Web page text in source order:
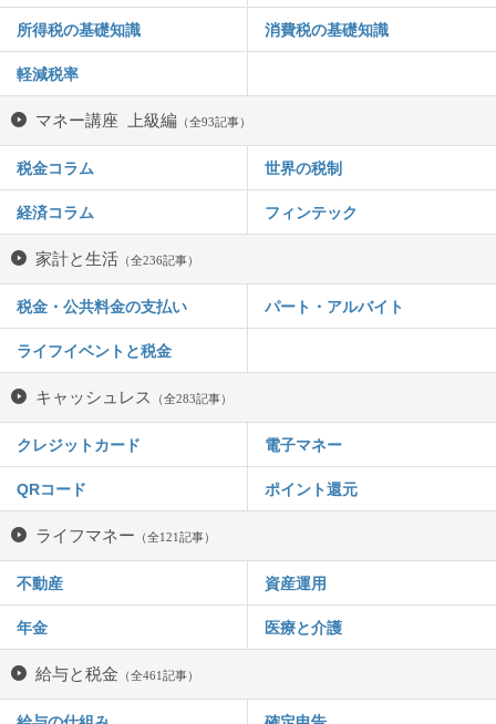
所得税の基礎知識 消費税の基礎知識
軽減税率
マネー講座 上級編 （全93記事）
税金コラム 世界の税制
経済コラム フィンテック
家計と生活 （全236記事）
税金・公共料金の支払い パート・アルバイト
ライフイベントと税金
キャッシュレス （全283記事）
クレジットカード 電子マネー
QRコード ポイント還元
ライフマネー （全121記事）
不動産 資産運用
年金 医療と介護
給与と税金 （全461記事）